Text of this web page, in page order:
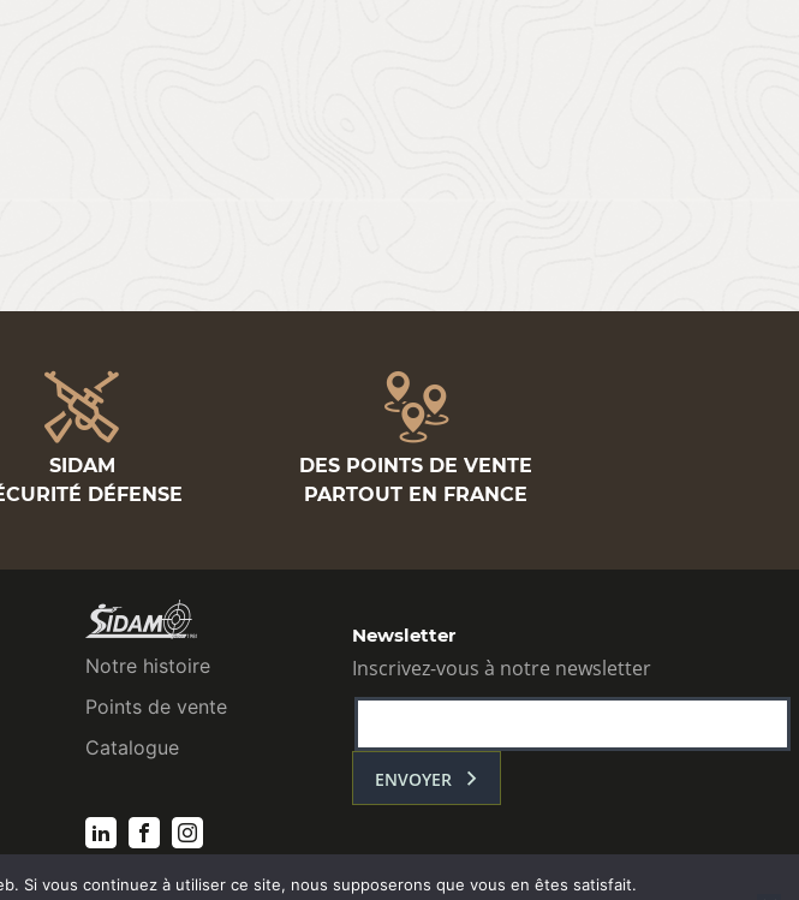
SIDAM
DÉFENSE
DES POINTS DE VENTE
PARTOUT EN FRANCE
Notre histoire
Points de vente
Catalogue
Newsletter
Inscrivez-vous à notre newsletter
ENVOYER
Si vous continuez à utiliser ce site, nous supposerons que vous en êtes satisfait.